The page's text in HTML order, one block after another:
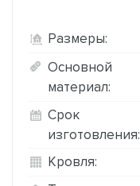
Размеры:
Основной
материал:
Срок
изготовления:
Кровля: